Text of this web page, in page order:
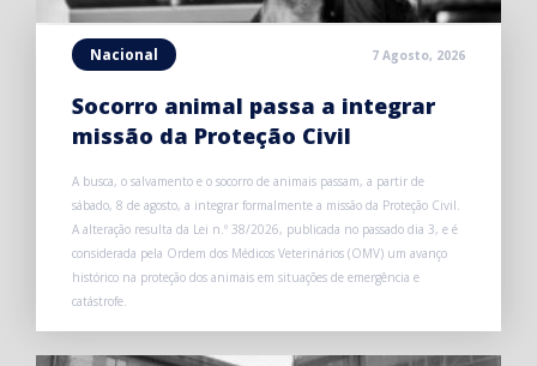
Nacional 7 Agosto, 2026
Socorro animal passa a integrar
missão da Proteção Civil
A busca, o salvamento e o socorro de animais passam, a partir de
sábado, 8 de agosto, a integrar formalmente a missão da Proteção Civil.
A alteração resulta da Lei n.º 38/2026, publicada no passado dia 3, e é
considerada pela Ordem dos Médicos Veterinários (OMV) um avanço
histórico na proteção dos animais em situações de emergência e
catástrofe.